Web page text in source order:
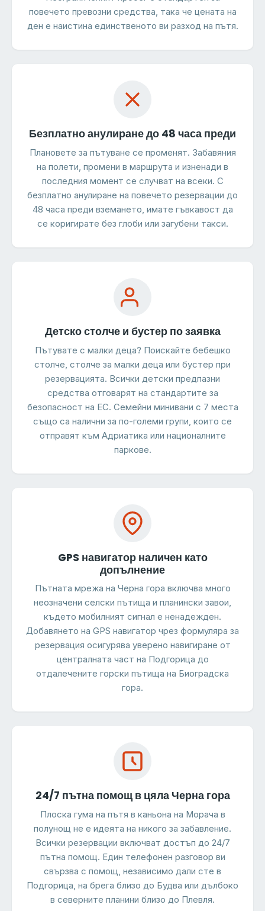
повечето превозни средства, така че цената на
ден е наистина единственото ви разход на пътя.
Безплатно анулиране до 48 часа преди
Плановете за пътуване се променят. Забавяния
на полети, промени в маршрута и изненади в
последния момент се случват на всеки. С
безплатно анулиране на повечето резервации до
48 часа преди вземането, имате гъвкавост да
се коригирате без глоби или загубени такси.
Детско столче и бустер по заявка
Пътувате с малки деца? Поискайте бебешко
столче, столче за малки деца или бустер при
резервацията. Всички детски предпазни
средства отговарят на стандартите за
безопасност на ЕС. Семейни минивани с 7 места
също са налични за по-големи групи, които се
отправят към Адриатика или националните
паркове.
GPS навигатор наличен като
допълнение
Пътната мрежа на Черна гора включва много
неозначени селски пътища и планински завои,
където мобилният сигнал е ненадежден.
Добавянето на GPS навигатор чрез формуляра за
резервация осигурява уверено навигиране от
централната част на Подгорица до
отдалечените горски пътища на Биоградска
гора.
24/7 пътна помощ в цяла Черна гора
Плоска гума на пътя в каньона на Морача в
полунощ не е идеята на никого за забавление.
Всички резервации включват достъп до 24/7
пътна помощ. Един телефонен разговор ви
свързва с помощ, независимо дали сте в
Подгорица, на брега близо до Будва или дълбоко
в северните планини близо до Плевля.